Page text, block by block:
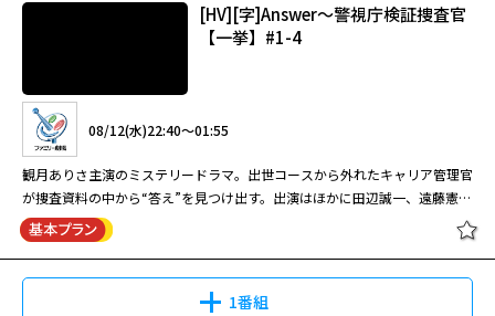
（津川雅彦）は、笑いが止まらない。敵対する組からいくら命を狙われよう
と、医者からがんを宣告されようと絶対に死なないからだ。ところが、そん
命センターに重傷の夫婦(田中美佐子・渡辺いっけい)と娘(室田恵理)の3人が
運ばれてくる。3人謎の声が語るメッセージとともに朝を迎える。｢３人は
死ぬ運命。ただし、３人のうち１人の命を犠牲にすれば、他の２人は助か
る。三日後の午前０時までに誰か１人を殺しなさい。もし、そのひとりを決
められなければ、全員が死ぬことになる。自殺は認めない。ここは生と死の
はざまの町。誰が死ぬのか、家族会議をして決めなさい｣
08/15(土)21:20～22:55
極道の世界に突如舞い降りた男・滝島の生き様を描いた任侠アクション。侠
寂れた街―――陽炎の中、突如現れた謎の男・滝島（哀川翔）―――その目は悲しみと憎
2002年作【出演】小沢仁志 夏木陽介 光石研 鬼丸【監督】光石冨士朗
【内容】骨を砕き、血を流してヤツは出る！！
[HV][字]Answer～警視庁検証捜査官
【一挙】#1-4
08/12(水)22:40～01:55
観月ありさ主演のミステリードラマ。出世コースから外れたキャリア管理官
が捜査資料の中から“答え”を見つけ出す。出演はほかに田辺誠一、遠藤憲
一、松重豊、片岡鶴太郎。
1番組